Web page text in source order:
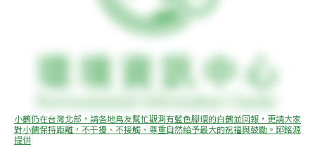
小鶴仍在台灣北部，請各地鳥友幫忙觀測有藍色腳環的白鶴並回報，更請大家
對小鶴保持距離，不干擾、不接觸、尊重自然給予最大的祝福與鼓勵。邱銘源
提供